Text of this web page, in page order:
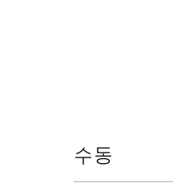
수동